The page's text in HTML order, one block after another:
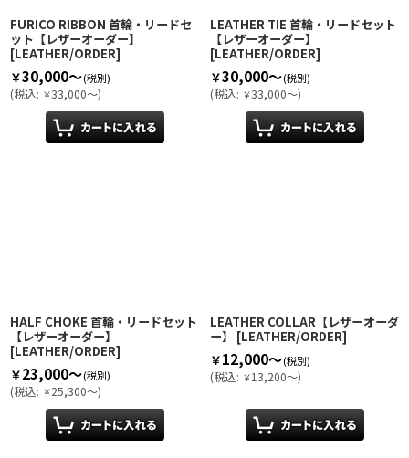
FURICO RIBBON 首輪・リードセ
ット【レザーオーダー】
[LEATHER/ORDER]
￥30,000～(税別)
(税込: ￥33,000～)
LEATHER TIE 首輪・リードセット
【レザーオーダー】
[LEATHER/ORDER]
￥30,000～(税別)
(税込: ￥33,000～)
HALF CHOKE 首輪・リードセット
【レザーオーダー】
[LEATHER/ORDER]
￥23,000～(税別)
(税込: ￥25,300～)
LEATHER COLLAR【レザーオーダ
ー】
[LEATHER/ORDER]
￥12,000～(税別)
(税込: ￥13,200～)